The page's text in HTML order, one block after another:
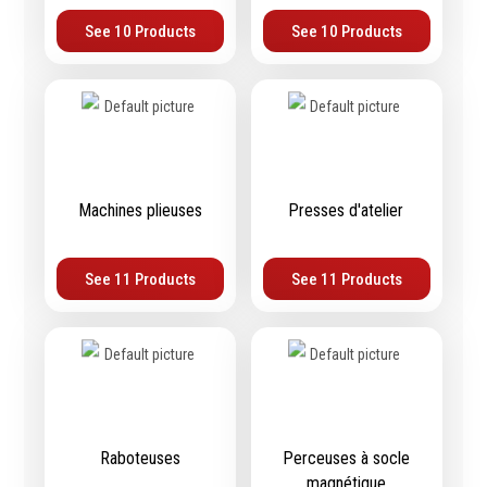
Mètres
Pieds à coulisse
Equerres
Pointes à traçer
Mesure d'angles
Mesure de l'électricité
Mesure du poids
température
Machine à moteur
machines
See 10 Products See 10 Products
Machines plieuses
See 11 Products
Presses d'atelier
See 11 Products
Raboteuses
Perceuses à socle